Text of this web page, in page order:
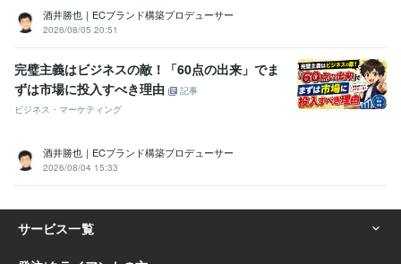
酒井勝也｜ECブランド構築プロデューサー
2026/08/05 20:51
完璧主義はビジネスの敵！「60点の出来」でま
ずは市場に投入すべき理由
記事
ビジネス・マーケティング
酒井勝也｜ECブランド構築プロデューサー
2026/08/04 15:33